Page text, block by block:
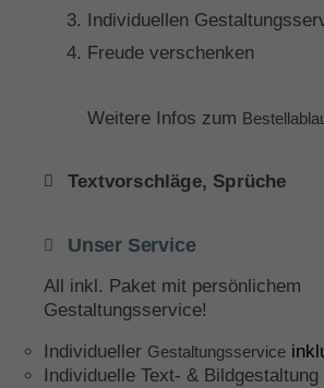
Individuellen
Freude verschenken
Weitere Infos zum
Textvorschläge, Sprüche
Unser Service
All inkl. Paket mit persönlichem
Gestaltungsservice!
Individueller Gestaltungsservice
Individuelle Text- &